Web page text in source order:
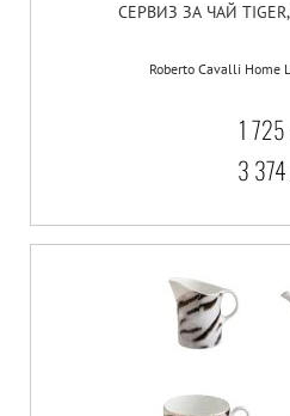
СЕРВИЗ ЗА ЧАЙ
Roberto Cavalli Home
1 725
3 374